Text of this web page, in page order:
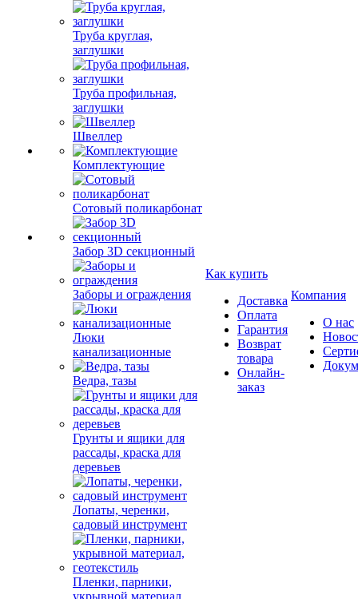
Труба круглая,
заглушки
Труба профильная,
заглушки
Швеллер
Комплектующие
Сотовый поликарбонат
Забор 3D секционный
Заборы и ограждения
Люки
канализационные
Ведра, тазы
Грунты и ящики для
рассады, краска для
деревьев
Лопаты, черенки,
садовый инструмент
Пленки, парники,
укрывной материал,
Как купить
Доставка
Оплата
Гарантия
Возврат
товара
Онлайн-
заказ
Компания
О нас